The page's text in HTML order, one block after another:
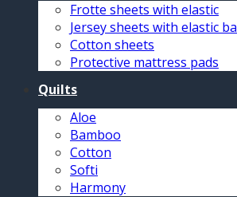
Frotte sheets with elastic
Jersey sheets with elastic
Cotton sheets
Protective mattress pads
Quilts
Aloe
Bamboo
Cotton
Softi
Harmony